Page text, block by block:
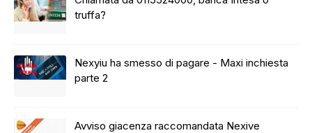
truffa?
Nexyiu ha smesso di pagare - Maxi inchiesta
parte 2
Avviso giacenza raccomandata Nexive